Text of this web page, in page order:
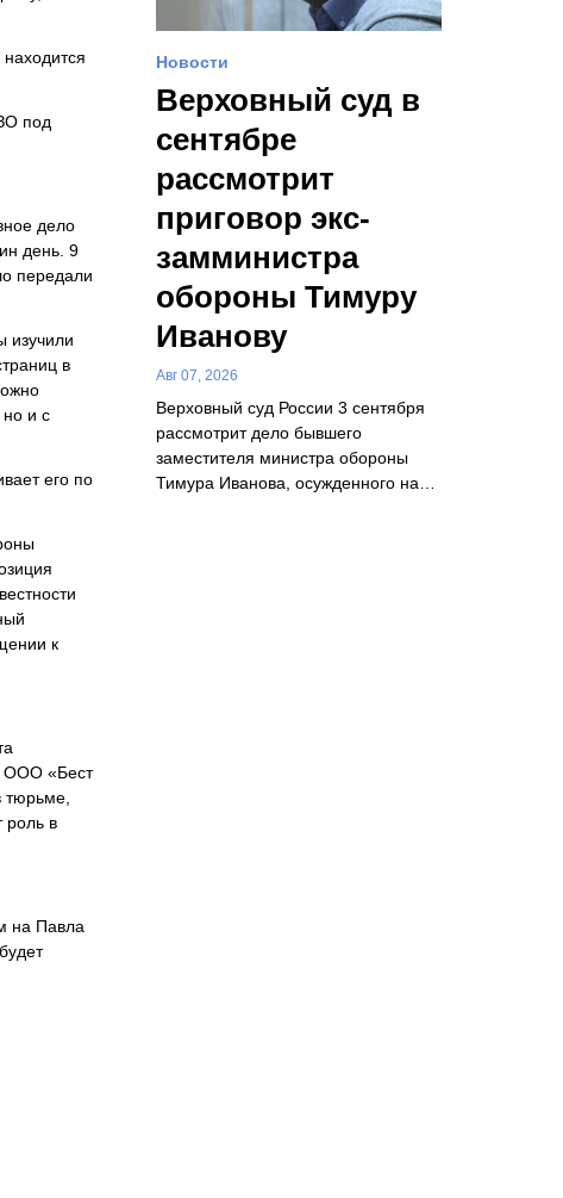
под
дело
день. 9
передали
изучили
в
и с
его по
к
ООО «Бест
тюрьме,
роль в
на Павла
Новости
Верховный суд в
сентябре
рассмотрит
приговор экс-
замминистра
обороны Тимуру
Иванову
Авг 07, 2026
Верховный суд России 3 сентября
рассмотрит дело бывшего
заместителя министра обороны
Тимура Иванова, осужденного на…